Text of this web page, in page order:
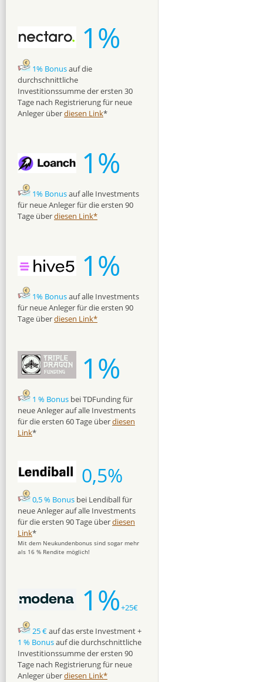
1%
1% Bonusauf die
durchschnittliche
Investitionssumme der ersten 30
Tage nach Registrierung für neue
Anleger überdiesen Link*
1%
1% Bonusauf alle Investments
für neue Anleger für die ersten 90
Tage überdiesen Link*
1%
1% Bonusauf alle Investments
für neue Anleger für die ersten 90
Tage überdiesen Link*
1%
1 % Bonus bei TDFunding für
neue Anleger auf alle Investments
für die ersten 60 Tage überdiesen
Link*
0,5%
0,5 % Bonus bei Lendiball für
neue Anleger auf alle Investments
für die ersten 90 Tage überdiesen
Link*
Mit dem Neukundenbonus sind sogar mehr
als 16 % Rendite möglich!
1%+25€
25 €auf das erste Investment +
1 % Bonusauf die durchschnittliche
Investitionssumme der ersten 90
Tage nach Registrierung für neue
Anleger überdiesen Link*